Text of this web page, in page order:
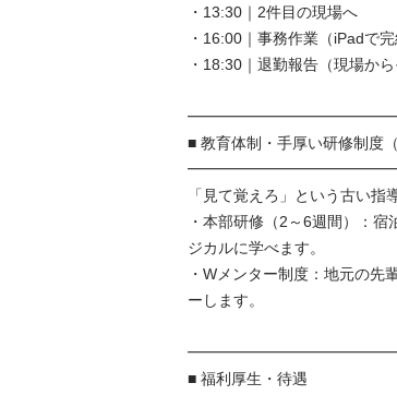
・13:30｜2件目の現場へ
・16:00｜事務作業（iPadで
・18:30｜退勤報告（現場か
■ 教育体制・手厚い研修制度
「見て覚えろ」という古い指
・本部研修（2～6週間）：
ジカルに学べます。
・Wメンター制度：地元の先
ーします。
■ 福利厚生・待遇